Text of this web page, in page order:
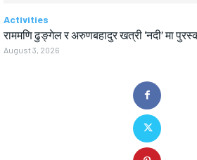
Activities
राममणि ढुङ्गेल र अरुणबहादुर खत्री ‘नदी’ मा
August 3, 2026